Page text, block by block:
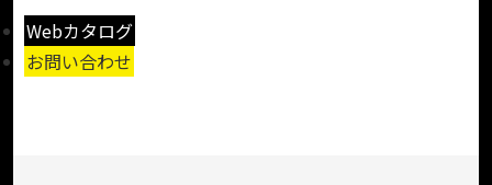
Webカタログ
お問い合わせ